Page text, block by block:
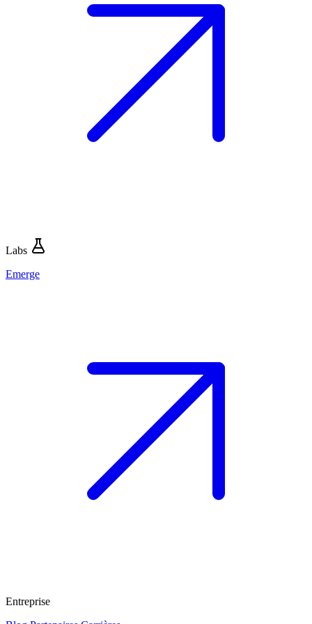
Labs
Emerge
Entreprise